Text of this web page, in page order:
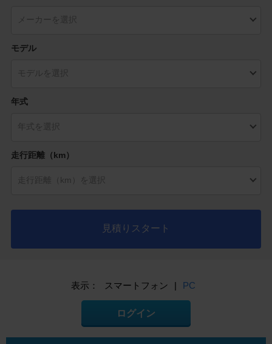
モデル
年式
走行距離（km）
見積りスタート
表示： スマートフォン | PC
ログイン